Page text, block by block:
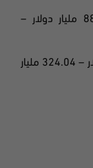
مليار دولار –
مليار دولار – 324.04 مليار